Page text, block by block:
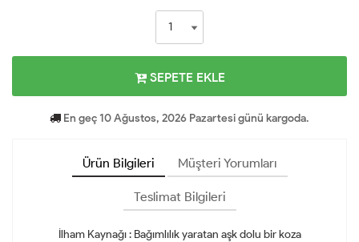
SEPETE EKLE
En geç 10 Ağustos, 2026 Pazartesi günü kargoda.
Ürün Bilgileri Müşteri Yorumları
Teslimat Bilgileri
İlham Kaynağı : Bağımlılık yaratan aşk dolu bir koza